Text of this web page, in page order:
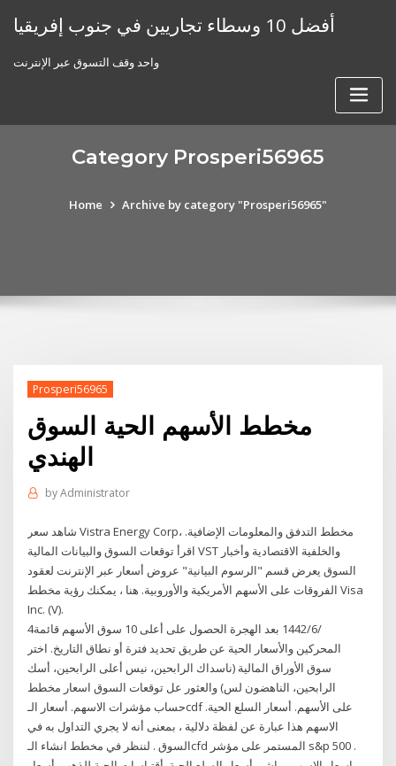
أفضل 10 وسطاء تجاريين في جنوب إفريقيا
واحد وقف التسوق عبر الإنترنت
Category Prosperi56965
Home Archive by category "Prosperi56965"
Prosperi56965
مخطط الأسهم الحية السوق
الهندي
byAdministrator
شاهد سعر Vistra Energy Corp، مخطط التدفق والمعلومات الإضافية.
اقرأ توقعات السوق والبيانات المالية VST والخلفية الاقتصادية وأخبار
السوق يعرض قسم "الرسوم البيانية" عروض أسعار عبر الإنترنت لعقود
الفروقات على الأسهم الأمريكية والأوروبية. هنا ، يمكنك رؤية مخطط Visa
Inc. (V).
4‏‏/6‏‏/1442 بعد الهجرة الحصول على أعلى 10 سوق الأسهم قائمة
المحركين والأسعار الحية عن طريق تحديد فترة أو نطاق التاريخ. اختر
سوق الأوراق المالية (ناسداك الرابحين، نيس أعلى الرابحين، أسك
الرابحين، الناهضون لس) والعثور عل توقعات السوق اسعار مخطط
حساب مؤشرات الاسهم. أسعار الـcdf على الأسهم. أسعار السلع الحية.
الاسهم هذا عبارة عن لفظة دلالية ، بمعنى أنه لا يجري التداول به في
السوق . لننظر في مخطط انشاء الـcfd المستمر على مؤشر s&p 500 .